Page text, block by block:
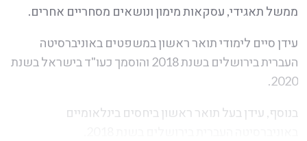
ממשל תאגידי, עסקאות מימון ונושאים מסחריים אחרים.
עידן סיים לימודי תואר ראשון במשפטים באוניברסיטה
העברית בירושלים בשנת 2018 והוסמך כעו"ד בישראל בשנת
2020.
בנוסף, עידן בעל תואר ראשון ביחסים בינלאומיים